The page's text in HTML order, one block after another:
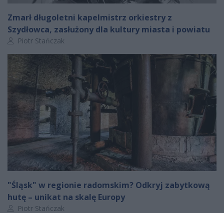
Zmarł długoletni kapelmistrz orkiestry z
Szydłowca, zasłużony dla kultury miasta i powiatu
Autor artykułu:
Piotr Stańczak
"Śląsk" w regionie radomskim? Odkryj zabytkową
hutę – unikat na skalę Europy
Autor artykułu:
Piotr Stańczak